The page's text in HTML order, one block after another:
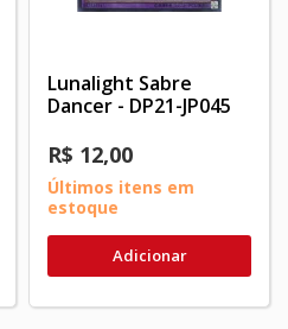
Lunalight Sabre
Dancer - DP21-JP045
R$ 12,00
Últimos itens em
estoque
Adicionar